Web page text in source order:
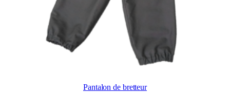
Pantalon de bretteur